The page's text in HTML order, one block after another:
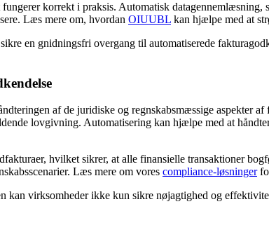
korrekt i praksis. Automatisk
Læs mere om, hvordan OIUUBL kan hjælpe med at
en gnidningsfri overgang til automatiserede
af de juridiske og regnskabsmæssige aspekter
lovgivning. Automatisering kan hjælpe med at
hvilket sikrer, at alle finansielle transaktioner
Læs mere om vores compliance-løsninger
kan virksomheder ikke kun sikre nøjagtighed og